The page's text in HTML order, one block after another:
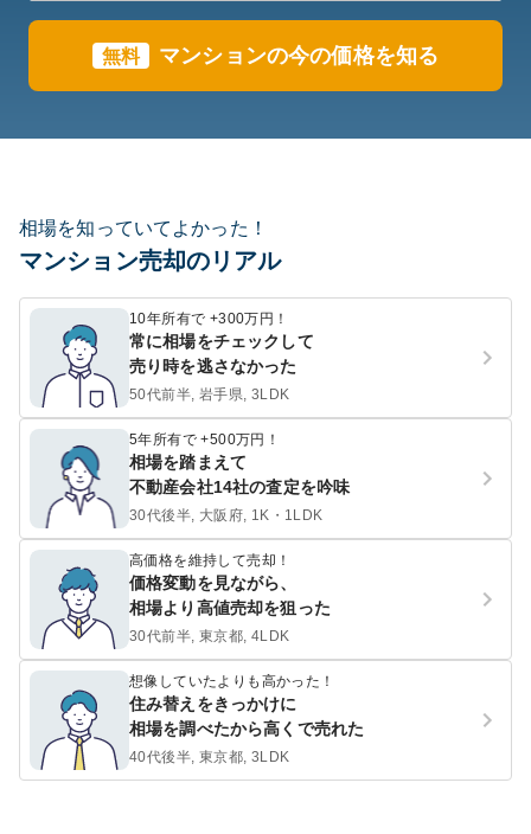
無料 マンションの今の価格を知る
相場を知っていてよかった！
マンション売却のリアル
10年所有で +300万円！
常に相場をチェックして
売り時を逃さなかった
50代前半, 岩手県, 3LDK
5年所有で +500万円！
相場を踏まえて
不動産会社14社の査定を吟味
30代後半, 大阪府, 1K・1LDK
高価格を維持して売却！
価格変動を見ながら、
相場より高値売却を狙った
30代前半, 東京都, 4LDK
想像していたよりも高かった！
住み替えをきっかけに
相場を調べたから高くで売れた
40代後半, 東京都, 3LDK